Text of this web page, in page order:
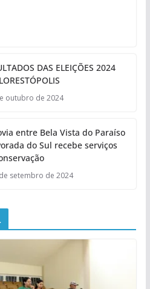
DAS ELEIÇÕES 2024
outubro de 2024
entre Bela Vista do Paraíso
do Sul recebe serviços
setembro de 2024